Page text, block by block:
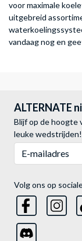
voor maximale
uitgebreid
vandaag nog en
ALTERNATE
Blijf op de hoogte
leuke wedstrijden!
Volg ons op